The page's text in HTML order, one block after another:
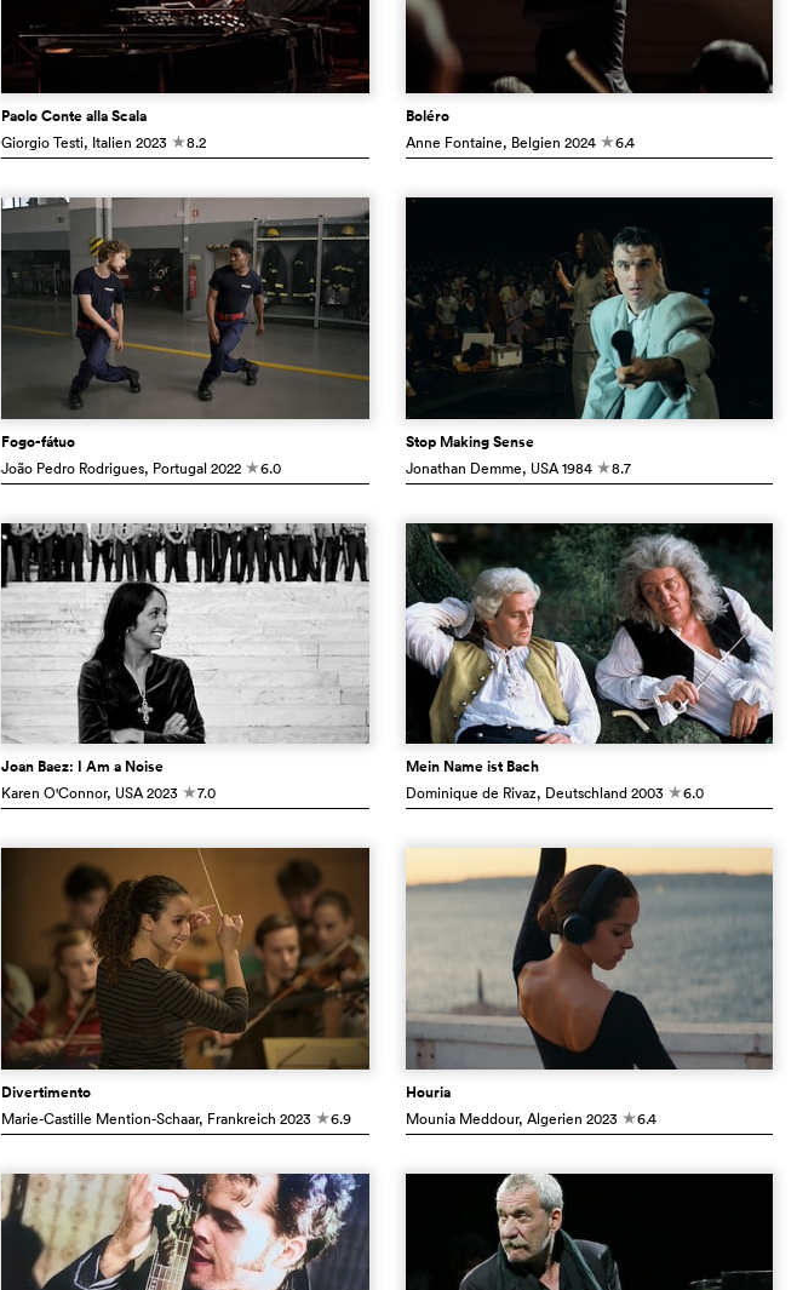
Paolo Conte alla Scala
Giorgio Testi, Italien 2023 c8.2
Boléro
Anne Fontaine, Belgien 2024 c6.4
Fogo-fátuo
João Pedro Rodrigues, Portugal2022 c6.0
Stop Making Sense
Jonathan Demme, USA1984 c8.7
Joan Baez: I Am a Noise
Karen O'Connor, USA2023 c7.0
Mein Name ist Bach
Dominique de Rivaz, Deutschland2003 c6.0
Divertimento
Marie-Castille Mention-Schaar, Frankreich 2023 c6.9
Houria
Mounia Meddour, Algerien 2023 c6.4